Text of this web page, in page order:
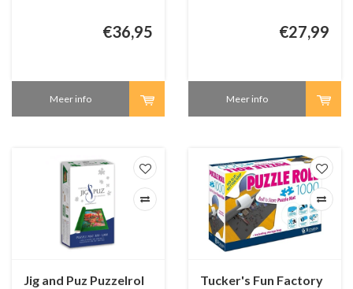
€36,95
Meer info
€27,99
Meer info
Jig and Puz Puzzelrol
Tucker's Fun Factory